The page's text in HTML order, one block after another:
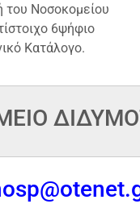
του Νοσοκομείου
6ψήφιο
Κατάλογο.